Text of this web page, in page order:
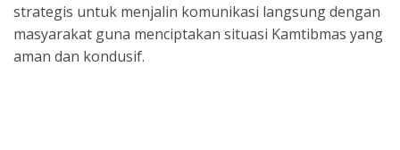
strategis untuk menjalin komunikasi langsung dengan
masyarakat guna menciptakan situasi Kamtibmas yang
aman dan kondusif.